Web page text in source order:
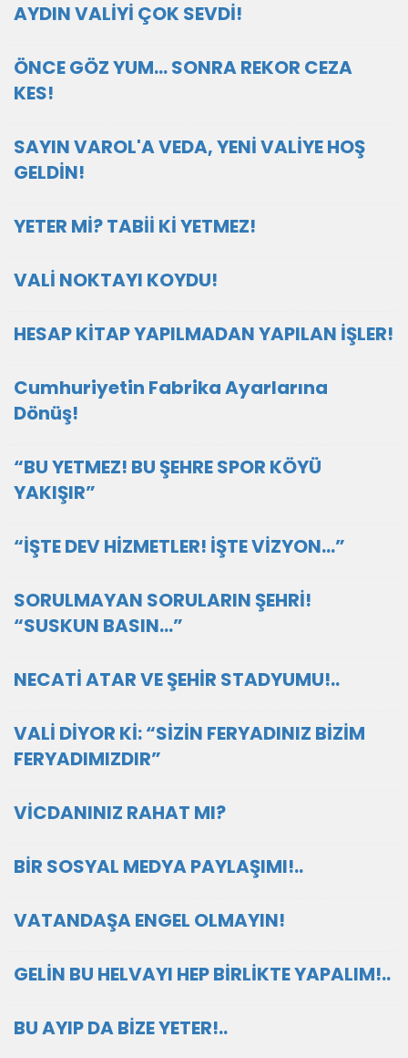
AYDIN VALİYİ ÇOK SEVDİ!
ÖNCE GÖZ YUM… SONRA REKOR CEZA
KES!
SAYIN VAROL'A VEDA, YENİ VALİYE HOŞ
GELDİN!
YETER Mİ? TABİİ Kİ YETMEZ!
VALİ NOKTAYI KOYDU!
HESAP KİTAP YAPILMADAN YAPILAN İŞLER!
Cumhuriyetin Fabrika Ayarlarına
Dönüş!
“BU YETMEZ! BU ŞEHRE SPOR KÖYÜ
YAKIŞIR”
“İŞTE DEV HİZMETLER! İŞTE VİZYON…”
SORULMAYAN SORULARIN ŞEHRİ!
“SUSKUN BASIN…”
NECATİ ATAR VE ŞEHİR STADYUMU!..
VALİ DİYOR Kİ: “SİZİN FERYADINIZ BİZİM
FERYADIMIZDIR”
VİCDANINIZ RAHAT MI?
BİR SOSYAL MEDYA PAYLAŞIMI!..
VATANDAŞA ENGEL OLMAYIN!
GELİN BU HELVAYI HEP BİRLİKTE YAPALIM!..
BU AYIP DA BİZE YETER!..